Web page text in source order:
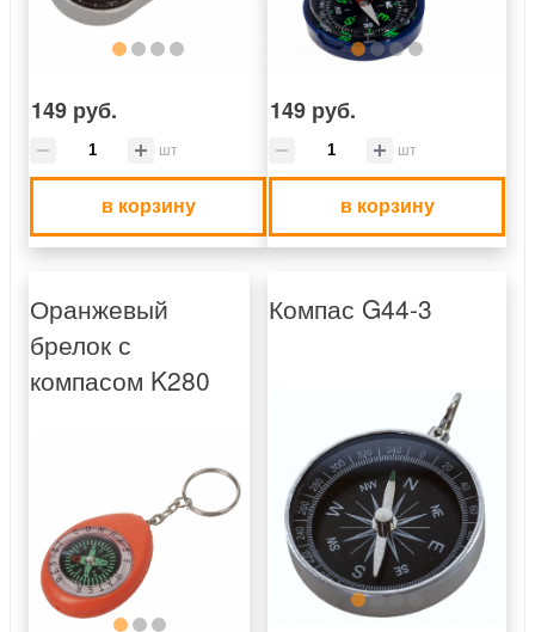
149 руб.
шт
в корзину
149 руб.
шт
в корзину
Оранжевый
брелок с
компасом K280
Компас G44-3